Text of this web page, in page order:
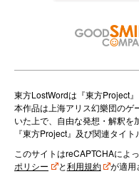
o
n
東方LostWordは『東方Project
本作品は上海アリス幻樂団のゲ
いた上で、自由な発想・解釈を
『東方Project』及び関連タイ
このサイトはreCAPTCHAによ
ポリシー
と利用規約 が適用